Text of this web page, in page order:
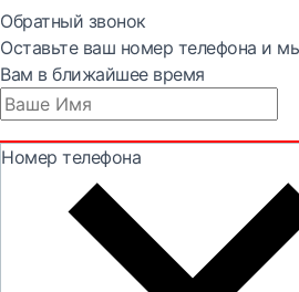
Обратный звонок
Оставьте ваш номер телефона и
Вам в ближайшее время
Номер телефона